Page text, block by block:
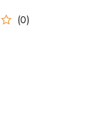
(0)